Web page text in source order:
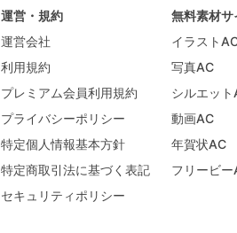
運営・規約
運営会社
利用規約
プレミアム会員利用規約
プライバシーポリシー
特定個人情報基本方針
特定商取引法に基づく表記
セキュリティポリシー
無料素材サ
イラスト
写真AC
シルエット
動画AC
年賀状AC
フリービー